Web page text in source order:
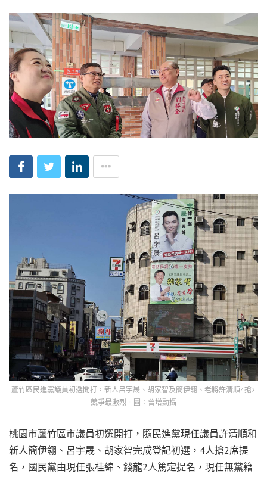
蘆竹區民進黨議員初選開打，新人呂宇晟、胡家智及簡伊翎、老將許清順4搶2
競爭最激烈。圖：曾增勳攝
桃園市蘆竹區市議員初選開打，隨民進黨現任議員許清順和
新人簡伊翎、呂宇晟、胡家智完成登記初選，4人搶2席提
名，國民黨由現任張桂綿、錢龍2人篤定提名，現任無黨籍